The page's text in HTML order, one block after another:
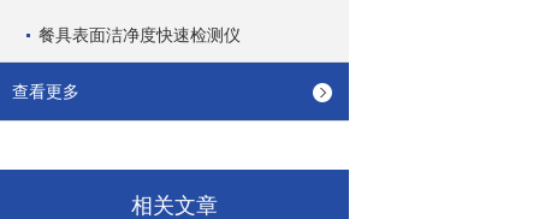
餐具表面洁净度快速检测仪
查看更多
相关文章